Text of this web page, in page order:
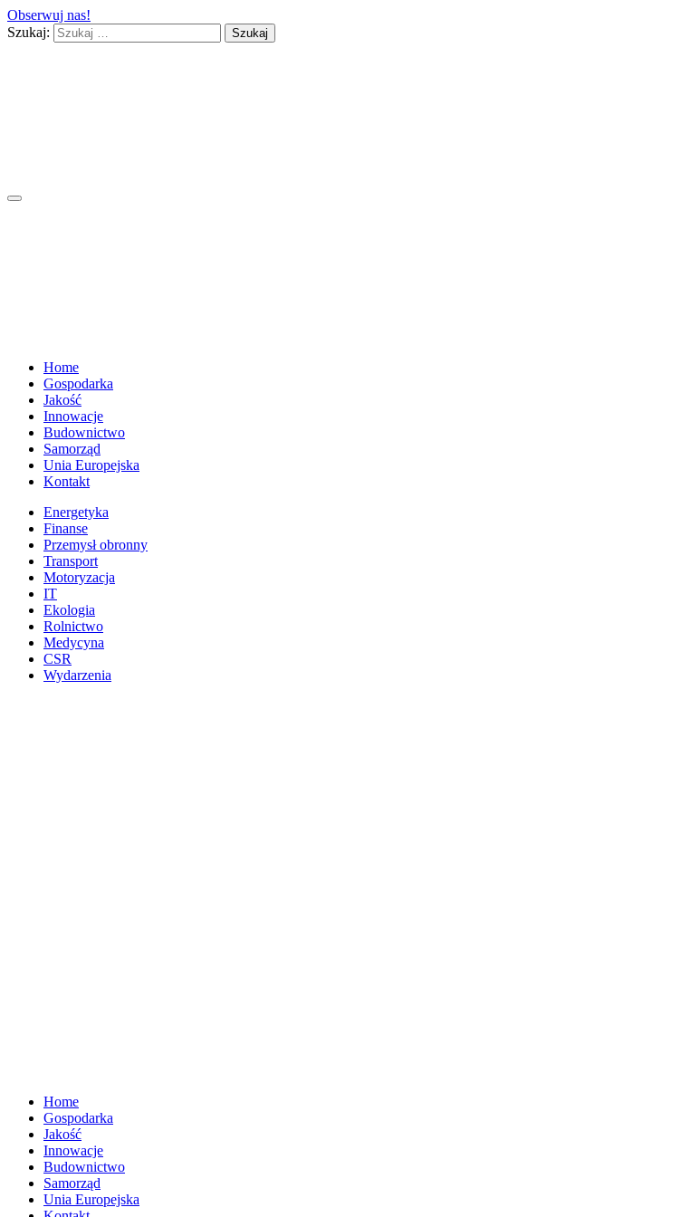
Obserwuj nas!
Szukaj:
Home
Gospodarka
Jakość
Innowacje
Budownictwo
Samorząd
Unia Europejska
Kontakt
Energetyka
Finanse
Przemysł obronny
Transport
Motoryzacja
IT
Ekologia
Rolnictwo
Medycyna
CSR
Wydarzenia
Home
Gospodarka
Jakość
Innowacje
Budownictwo
Samorząd
Unia Europejska